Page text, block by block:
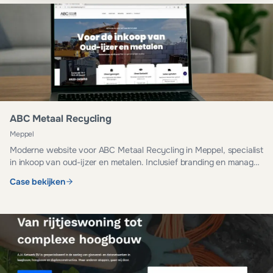
ABC Metaal Recycling
Meppel
Moderne website voor ABC Metaal Recycling in Meppel, specialist
in inkoop van oud-ijzer en metalen. Inclusief branding en managed
Case bekijken